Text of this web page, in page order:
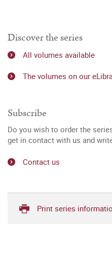
Discover the series
All volumes available
The volumes on our
Subscribe
Do you wish to order the
get in contact with us and
Contact us
Print series